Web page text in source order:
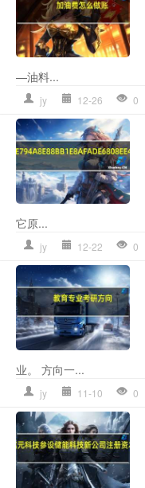
—油料...
jy 12-26 0
它原...
jy 12-22 0
业。 方向一...
jy 11-10 0